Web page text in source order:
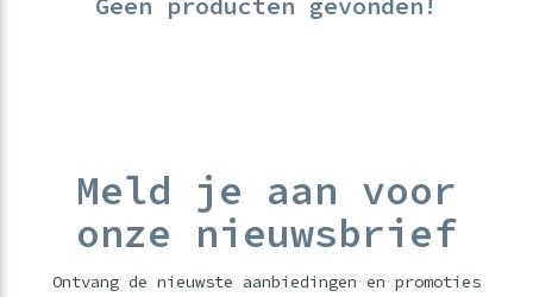
Meld je aan voor
onze nieuwsbrief
Ontvang de nieuwste aanbiedingen en promoties